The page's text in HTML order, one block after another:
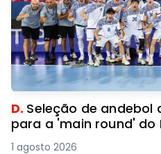
D. Seleção de andebol
para a 'main round' do
1 agosto 2026